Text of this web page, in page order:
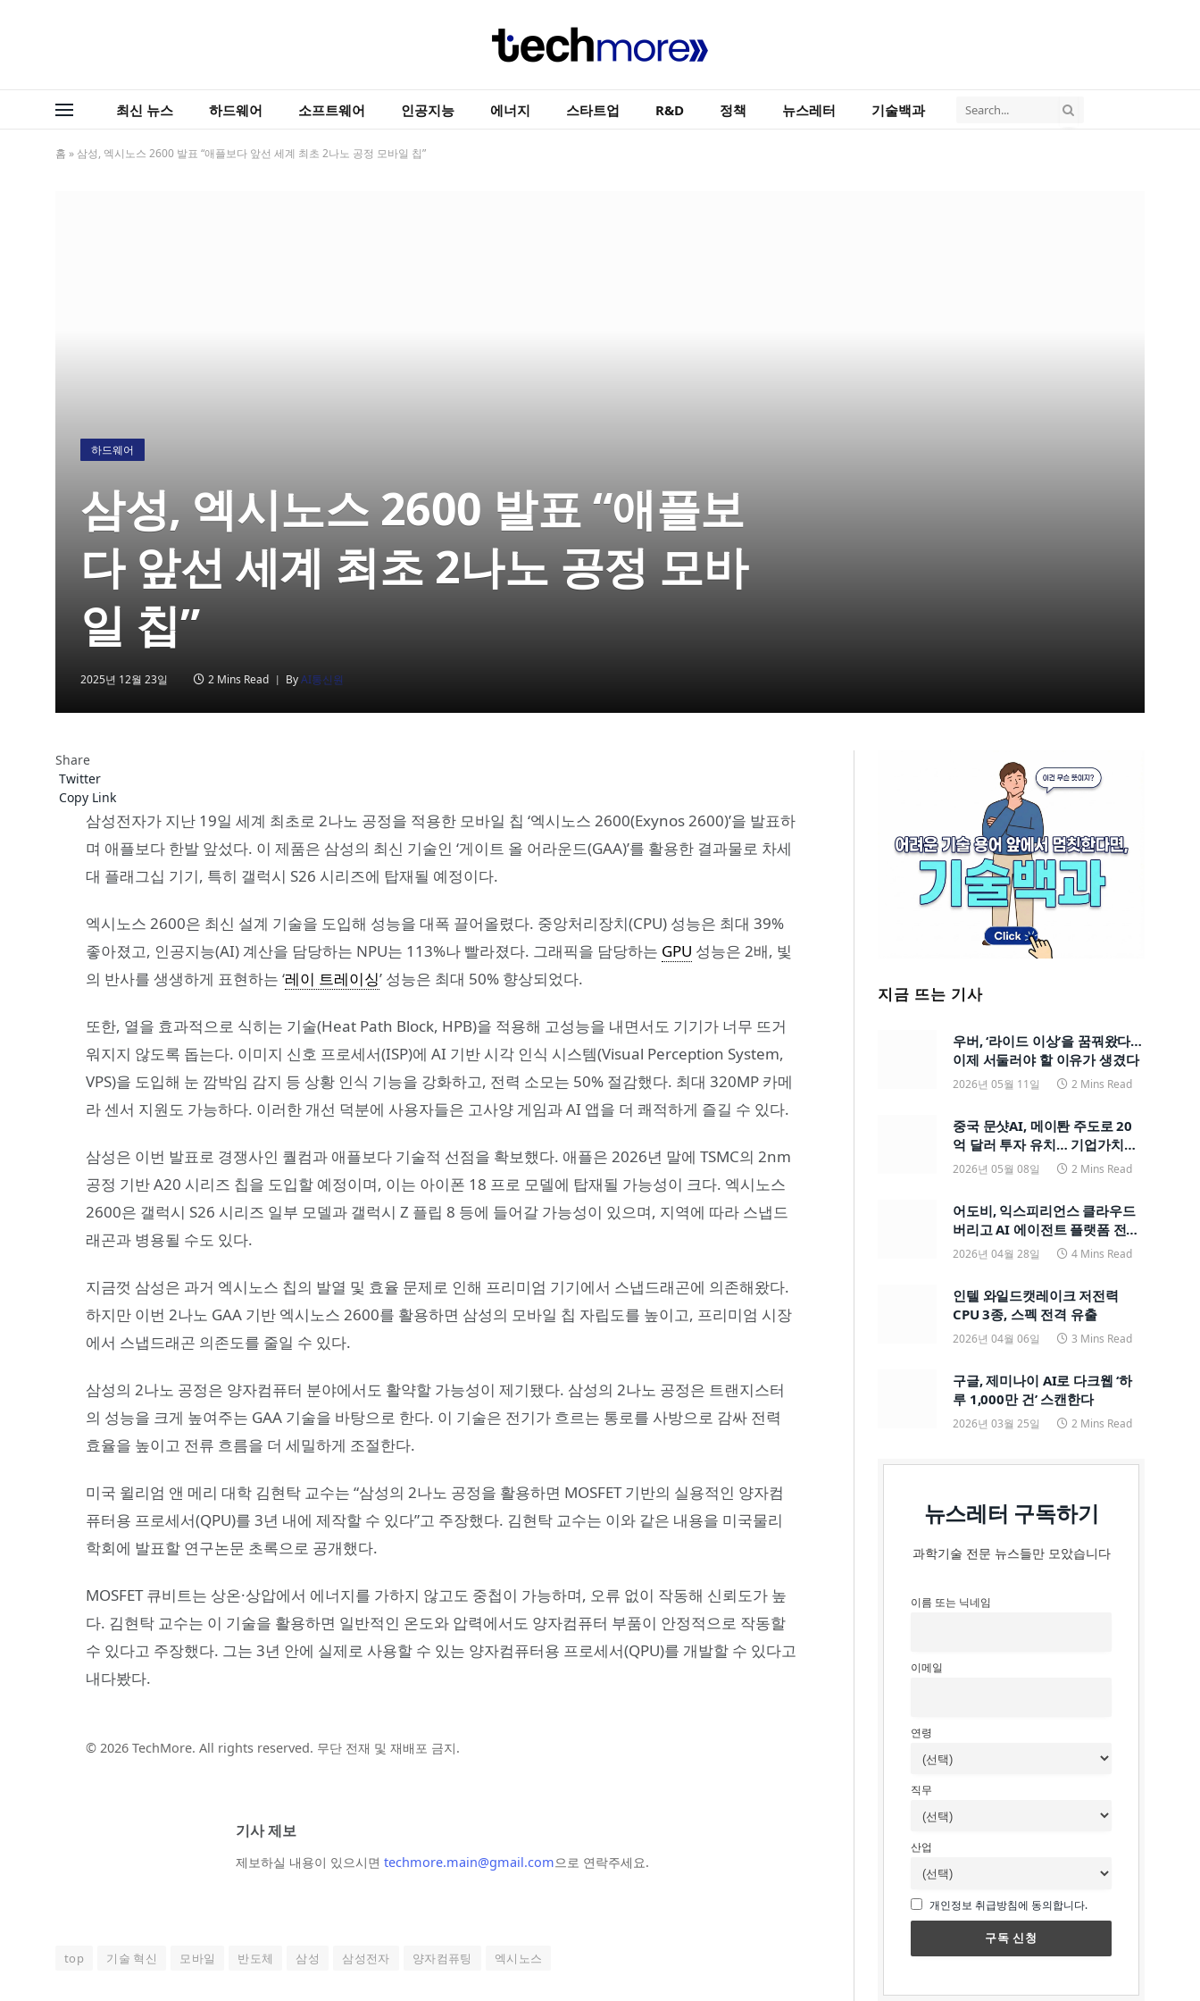
최신 뉴스 하드웨어 소프트웨어 인공지능 에너지 스타트업 R&D 정책 뉴스레터 기술백과
홈 » 삼성, 엑시노스 2600 발표 “애플보다 앞선 세계 최초 2나노 공정 모바일 칩”
하드웨어
삼성, 엑시노스 2600 발표 “애플보
다 앞선 세계 최초 2나노 공정 모바
일 칩”
2025년 12월 23일 2 Mins Read ByAI통신원
Share
Twitter
Copy Link
삼성전자가 지난 19일 세계 최초로 2나노 공정을 적용한 모바일 칩 ‘엑시노스 2600(Exynos 2600)’을 발표하
며 애플보다 한발 앞섰다. 이 제품은 삼성의 최신 기술인 ‘게이트 올 어라운드(GAA)’를 활용한 결과물로 차세
대 플래그십 기기, 특히 갤럭시 S26 시리즈에 탑재될 예정이다.
엑시노스 2600은 최신 설계 기술을 도입해 성능을 대폭 끌어올렸다. 중앙처리장치(CPU) 성능은 최대 39%
좋아졌고, 인공지능(AI) 계산을 담당하는 NPU는 113%나 빨라졌다. 그래픽을 담당하는 GPU 성능은 2배, 빛
의 반사를 생생하게 표현하는 ‘레이 트레이싱’ 성능은 최대 50% 향상되었다.
또한, 열을 효과적으로 식히는 기술(Heat Path Block, HPB)을 적용해 고성능을 내면서도 기기가 너무 뜨거
워지지 않도록 돕는다. 이미지 신호 프로세서(ISP)에 AI 기반 시각 인식 시스템(Visual Perception System,
VPS)을 도입해 눈 깜박임 감지 등 상황 인식 기능을 강화하고, 전력 소모는 50% 절감했다. 최대 320MP 카메
라 센서 지원도 가능하다. 이러한 개선 덕분에 사용자들은 고사양 게임과 AI 앱을 더 쾌적하게 즐길 수 있다.
삼성은 이번 발표로 경쟁사인 퀄컴과 애플보다 기술적 선점을 확보했다. 애플은 2026년 말에 TSMC의 2nm
공정 기반 A20 시리즈 칩을 도입할 예정이며, 이는 아이폰 18 프로 모델에 탑재될 가능성이 크다. 엑시노스
2600은 갤럭시 S26 시리즈 일부 모델과 갤럭시 Z 플립 8 등에 들어갈 가능성이 있으며, 지역에 따라 스냅드
래곤과 병용될 수도 있다.
지금껏 삼성은 과거 엑시노스 칩의 발열 및 효율 문제로 인해 프리미엄 기기에서 스냅드래곤에 의존해왔다.
하지만 이번 2나노 GAA 기반 엑시노스 2600를 활용하면 삼성의 모바일 칩 자립도를 높이고, 프리미엄 시장
에서 스냅드래곤 의존도를 줄일 수 있다.
삼성의 2나노 공정은 양자컴퓨터 분야에서도 활약할 가능성이 제기됐다. 삼성의 2나노 공정은 트랜지스터
의 성능을 크게 높여주는 GAA 기술을 바탕으로 한다. 이 기술은 전기가 흐르는 통로를 사방으로 감싸 전력
효율을 높이고 전류 흐름을 더 세밀하게 조절한다.
미국 윌리엄 앤 메리 대학 김현탁 교수는 “삼성의 2나노 공정을 활용하면 MOSFET 기반의 실용적인 양자컴
퓨터용 프로세서(QPU)를 3년 내에 제작할 수 있다”고 주장했다. 김현탁 교수는 이와 같은 내용을 미국물리
학회에 발표할 연구논문 초록으로 공개했다.
MOSFET 큐비트는 상온·상압에서 에너지를 가하지 않고도 중첩이 가능하며, 오류 없이 작동해 신뢰도가 높
다. 김현탁 교수는 이 기술을 활용하면 일반적인 온도와 압력에서도 양자컴퓨터 부품이 안정적으로 작동할
수 있다고 주장했다. 그는 3년 안에 실제로 사용할 수 있는 양자컴퓨터용 프로세서(QPU)를 개발할 수 있다고
내다봤다.
© 2026 TechMore. All rights reserved. 무단 전재 및 재배포 금지.
기사 제보
제보하실 내용이 있으시면 techmore.main@gmail.com으로 연락주세요.
top 기술 혁신 모바일 반도체 삼성 삼성전자 양자컴퓨팅 엑시노스
지금 뜨는 기사
우버, ‘라이드 이상’을 꿈꿔왔다…
이제 서둘러야 할 이유가 생겼다
2026년 05월 11일 2 Mins Read
중국 문샷AI, 메이퇀 주도로 20
억 달러 투자 유치… 기업가치
200억 달러
2026년 05월 08일 2 Mins Read
어도비, 익스피리언스 클라우드
버리고 AI 에이전트 플랫폼 전면
전환
2026년 04월 28일 4 Mins Read
인텔 와일드캣레이크 저전력
CPU 3종, 스펙 전격 유출
2026년 04월 06일 3 Mins Read
구글, 제미나이 AI로 다크웹 ‘하
루 1,000만 건’ 스캔한다
2026년 03월 25일 2 Mins Read
뉴스레터 구독하기
과학기술 전문 뉴스들만 모았습니다
이름 또는 닉네임
이메일
연령
직무
산업
개인정보 취급방침에 동의합니다.